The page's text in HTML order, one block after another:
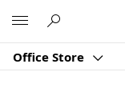
Office Store